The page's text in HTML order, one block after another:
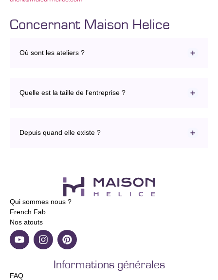
Concernant Maison Helice
Où sont les ateliers ?
Quelle est la taille de l’entreprise ?
Depuis quand elle existe ?
Qui sommes nous ?
French Fab
Nos atouts
Informations générales
FAQ